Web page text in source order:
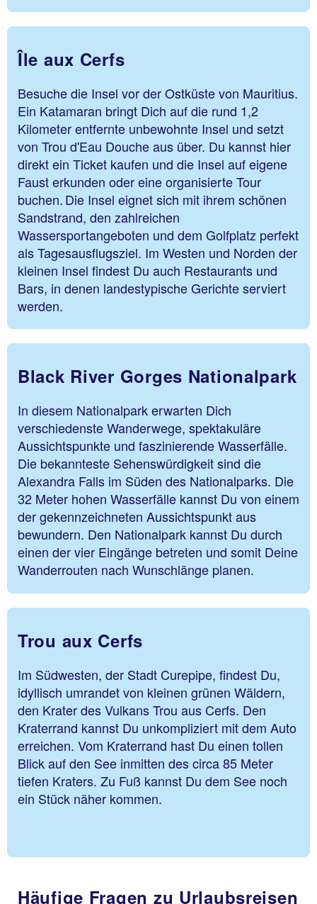
Île aux Cerfs
Besuche die Insel vor der Ostküste von Mauritius.
Ein Katamaran bringt Dich auf die rund 1,2
Kilometer entfernte unbewohnte Insel und setzt
von Trou d'Eau Douche aus über. Du kannst hier
direkt ein Ticket kaufen und die Insel auf eigene
Faust erkunden oder eine organisierte Tour
buchen. Die Insel eignet sich mit ihrem schönen
Sandstrand, den zahlreichen
Wassersportangeboten und dem Golfplatz perfekt
als Tagesausflugsziel. Im Westen und Norden der
kleinen Insel findest Du auch Restaurants und
Bars, in denen landestypische Gerichte serviert
werden.
Black River Gorges Nationalpark
In diesem Nationalpark erwarten Dich
verschiedenste Wanderwege, spektakuläre
Aussichtspunkte und faszinierende Wasserfälle.
Die bekannteste Sehenswürdigkeit sind die
Alexandra Falls im Süden des Nationalparks. Die
32 Meter hohen Wasserfälle kannst Du von einem
der gekennzeichneten Aussichtspunkt aus
bewundern. Den Nationalpark kannst Du durch
einen der vier Eingänge betreten und somit Deine
Wanderrouten nach Wunschlänge planen.
Trou aux Cerfs
Im Südwesten, der Stadt Curepipe, findest Du,
idyllisch umrandet von kleinen grünen Wäldern,
den Krater des Vulkans Trou aus Cerfs. Den
Kraterrand kannst Du unkompliziert mit dem Auto
erreichen. Vom Kraterrand hast Du einen tollen
Blick auf den See inmitten des circa 85 Meter
tiefen Kraters. Zu Fuß kannst Du dem See noch
ein Stück näher kommen.
Häufige Fragen zu Urlaubsreisen